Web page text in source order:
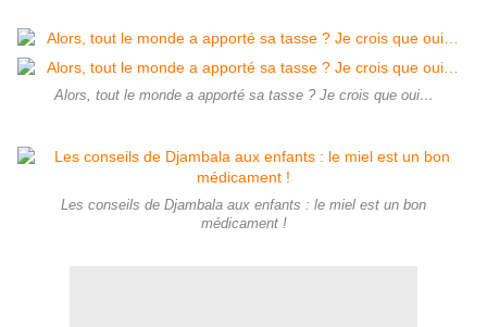
Alors, tout le monde a apporté sa tasse ? Je crois que oui…
Les conseils de Djambala aux enfants : le miel est un bon
médicament !